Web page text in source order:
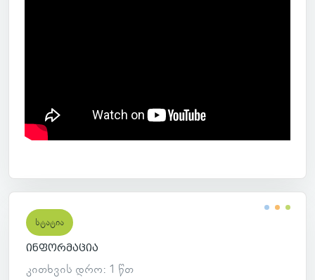
სტატია
ინფორმაცია
კითხვის დრო: 1 წთ